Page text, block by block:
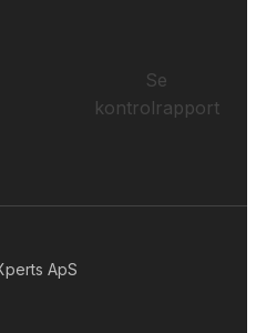
Se
kontrolrapport
ApS